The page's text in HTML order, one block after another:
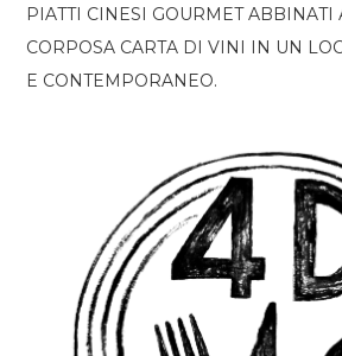
PIATTI CINESI GOURMET ABBINATI
CORPOSA CARTA DI VINI IN UN
E CONTEMPORANEO.